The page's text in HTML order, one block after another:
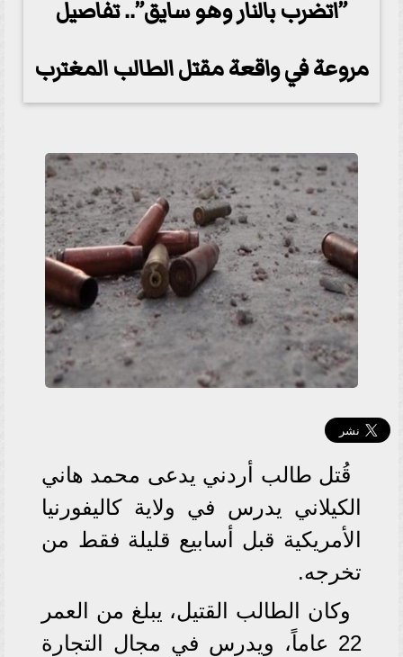
”اتضرب بالنار وهو سايق”.. تفاصيل
مروعة في واقعة مقتل الطالب المغترب
قُتل طالب أردني يدعى محمد هاني
الكيلاني يدرس في ولاية كاليفورنيا
الأمريكية قبل أسابيع قليلة فقط من
تخرجه.
وكان الطالب القتيل، يبلغ من العمر
22 عاماً، ويدرس في مجال التجارة